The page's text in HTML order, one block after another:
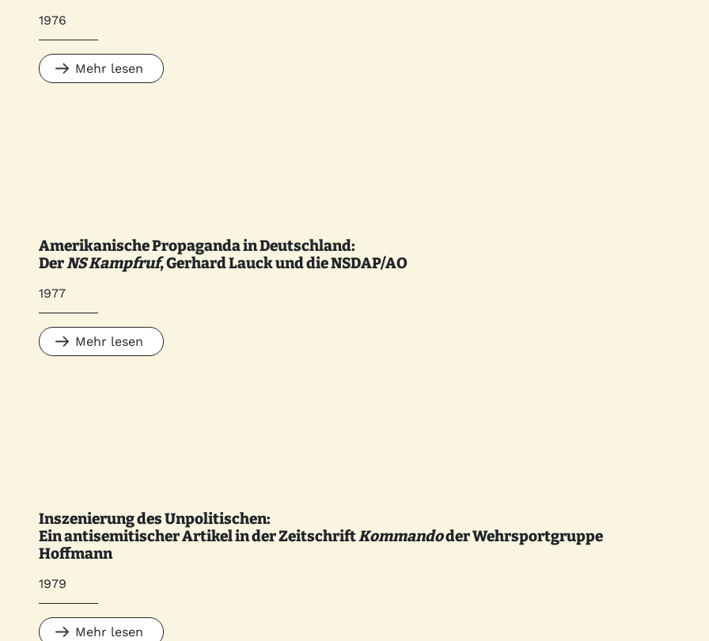
1976
Mehr lesen
Amerikanische Propaganda in Deutschland:
DerNS Kampfruf, Gerhard Lauck und die NSDAP/AO
1977
Mehr lesen
Inszenierung des Unpolitischen:
Ein antisemitischer Artikel in der ZeitschriftKommandoder Wehrsportgruppe
Hoffmann
1979
Mehr lesen